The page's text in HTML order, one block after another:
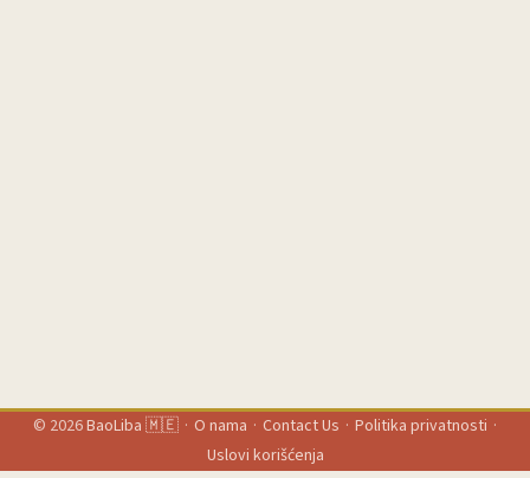
© 2026BaoLiba 🇲🇪 · O nama · Contact Us · Politika privatnosti ·
Uslovi korišćenja